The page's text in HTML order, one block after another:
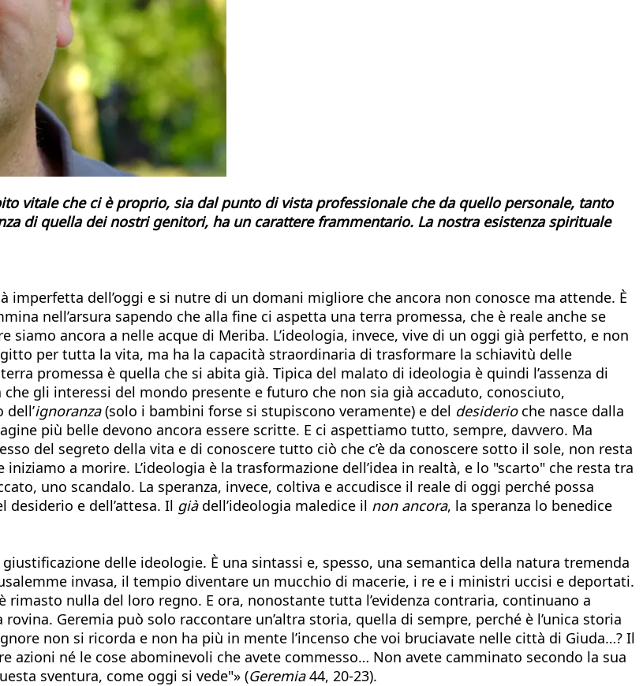
vitale che ci è proprio, sia dal punto di vista professionale che da quello personale, tanto
di quella dei nostri genitori, ha un carattere frammentario. La nostra esistenza spirituale
imperfetta dell’oggi e si nutre di un domani migliore che ancora non conosce ma attende. È
nell’arsura sapendo che alla fine ci aspetta una terra promessa, che è reale anche se
siamo ancora a nelle acque di Meriba. L’ideologia, invece, vive di un oggi già perfetto, e non
per tutta la vita, ma ha la capacità straordinaria di trasformare la schiavitù delle
promessa è quella che si abita già. Tipica del malato di ideologia è quindi l’assenza di
gli interessi del mondo presente e futuro che non sia già accaduto, conosciuto,
ignoranza(solo i bambini forse si stupiscono veramente) e del desiderioche nasce dalla
più belle devono ancora essere scritte. E ci aspettiamo tutto, sempre, davvero. Ma
del segreto della vita e di conoscere tutto ciò che c’è da conoscere sotto il sole, non resta
a morire. L’ideologia è la trasformazione dell’idea in realtà, e lo "scarto" che resta tra
uno scandalo. La speranza, invece, coltiva e accudisce il reale di oggi perché possa
e dell’attesa. Il giàdell’ideologia maledice il non ancora, la speranza lo benedice
delle ideologie. È una sintassi e, spesso, una semantica della natura tremenda
invasa, il tempio diventare un mucchio di macerie, i re e i ministri uccisi e deportati.
nulla del loro regno. E ora, nonostante tutta l’evidenza contraria, continuano a
Geremia può solo raccontare un’altra storia, quella di sempre, perché è l’unica storia
non si ricorda e non ha più in mente l’incenso che voi bruciavate nelle città di Giuda…? Il
né le cose abominevoli che avete commesso… Non avete camminato secondo la sua
sventura, come oggi si vede"» (Geremia44, 20-23).